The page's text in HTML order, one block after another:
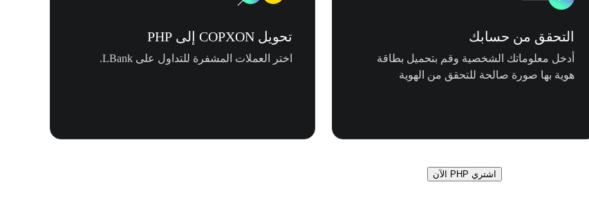
التحقق من حسابك
أدخل معلوماتك الشخصية وقم بتحميل بطاقة
هوية بها صورة صالحة للتحقق من الهوية
تحويل COPXON إلى PHP
اختر العملات المشفرة للتداول على LBank.
اشتري PHP الآن